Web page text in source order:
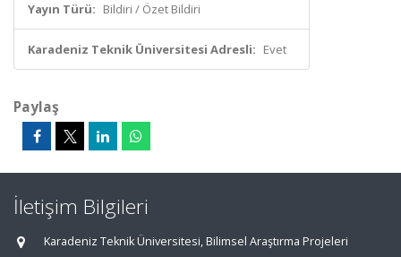
Yayın Türü: Bildiri / Özet Bildiri
Karadeniz Teknik Üniversitesi Adresli: Evet
Paylaş
İletişim Bilgileri
Karadeniz Teknik Üniversitesi, Bilimsel Araştırma Projeleri